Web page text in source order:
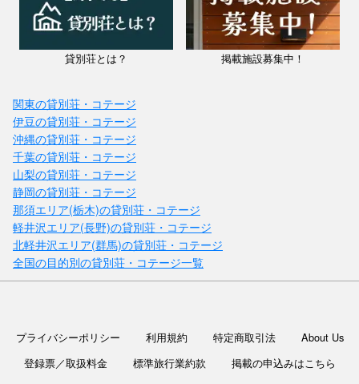
貸別荘とは？ 掲載施設募集中！
関東の貸別荘・コテージ
伊豆の貸別荘・コテージ
沖縄の貸別荘・コテージ
千葉の貸別荘・コテージ
山梨の貸別荘・コテージ
静岡の貸別荘・コテージ
那須エリア(栃木)の貸別荘・コテージ
軽井沢エリア(長野)の貸別荘・コテージ
北軽井沢エリア(群馬)の貸別荘・コテージ
全国の目的別の貸別荘・コテージ一覧
プライバシーポリシー 利用規約 特定商取引法
About Us
登録票／取扱料金
標準旅行業約款 掲載の申込みはこちら